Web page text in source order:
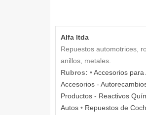
Alfa ltda
Repuestos automotrices,
anillos, metales.
Rubros: •Accesorios para
Accesorios -
Productos - Reactivos
Autos • Repuestos de